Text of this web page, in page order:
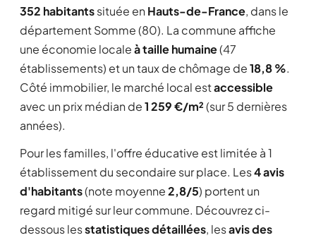
352 habitantssituée en Hauts-de-France, dans le
département Somme (80). La commune affiche
une économie localeà taille humaine(47
établissements) et un taux de chômage de18,8 %.
Côté immobilier, le marché local estaccessible
avec un prix médian de1 259 €/m²(sur 5 dernières
années).
Pour les familles, l'offre éducative est limitée à 1
établissement du secondaire sur place. Les4 avis
d'habitants(note moyenne2,8/5) portent un
regard mitigé sur leur commune. Découvrez ci-
dessous lesstatistiques détaillées, lesavis des